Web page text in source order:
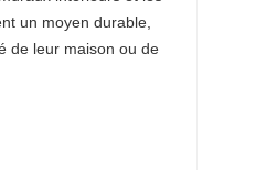
un moyen durable,
de leur maison ou de